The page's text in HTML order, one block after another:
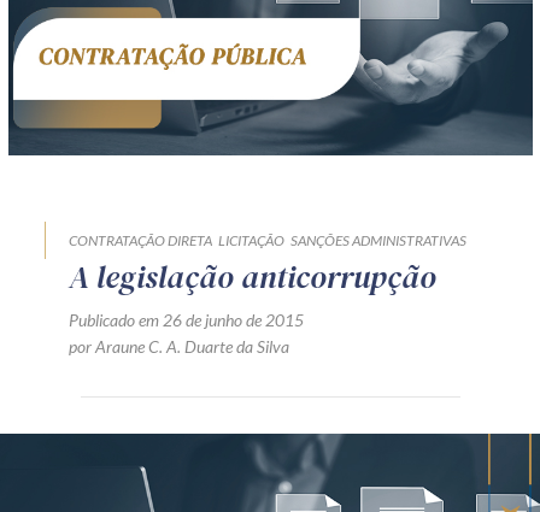
CONTRATAÇÃO DIRETA LICITAÇÃO SANÇÕES ADMINISTRATIVAS
A legislação anticorrupção
Publicado em 26 de junho de 2015
por Araune C. A. Duarte da Silva